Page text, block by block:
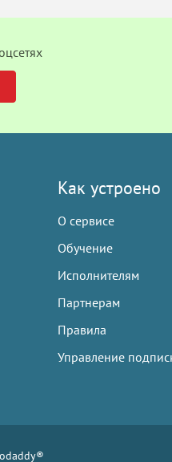
Как устроено
О сервисе
Обучение
Исполнителям
Партнерам
Правила
Управление